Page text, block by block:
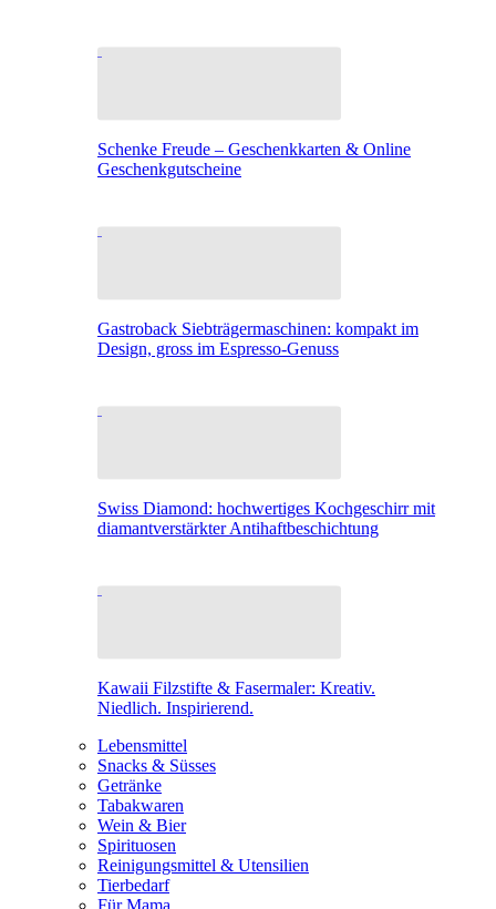
Schenke Freude – Geschenkkarten & Online
Geschenkgutscheine
Gastroback Siebträgermaschinen: kompakt im
Design, gross im Espresso-Genuss
Swiss Diamond: hochwertiges Kochgeschirr mit
diamantverstärkter Antihaftbeschichtung
Kawaii Filzstifte & Fasermaler: Kreativ.
Niedlich. Inspirierend.
Lebensmittel
Snacks & Süsses
Getränke
Tabakwaren
Wein & Bier
Spirituosen
Reinigungsmittel & Utensilien
Tierbedarf
Für Mama